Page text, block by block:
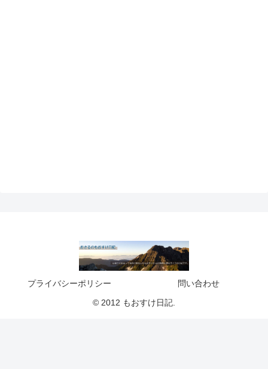
プライバシーポリシー
問い合わせ
© 2012 もおすけ日記.